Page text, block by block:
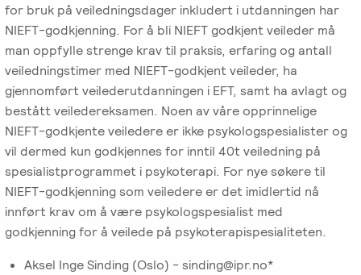
Videreutdanning
for
terapeuter
EFT-
C
-
Videreutdanning
i
parterapi
Emosjonsfokusert
foreldrekurs
spørsmål
Norge
for bruk på veiledningsdager inkludert i utdanningen har
NIEFT-godkjenning. For å bli NIEFT godkjent veileder må
man oppfylle strenge krav til praksis, erfaring og antall
veiledningstimer med NIEFT-godkjent veileder, ha
gjennomført veilederutdanningen i EFT, samt ha avlagt og
bestått veiledereksamen. Noen av våre opprinnelige
NIEFT-godkjente veiledere er ikke psykologspesialister og
vil dermed kun godkjennes for inntil 40t veiledning på
spesialistprogrammet i psykoterapi. For nye søkere til
NIEFT-godkjenning som veiledere er det imidlertid nå
innført krav om å være psykologspesialist med
godkjenning for å veilede på psykoterapispesialiteten.
Aksel Inge Sinding (Oslo) - sinding@ipr.no*